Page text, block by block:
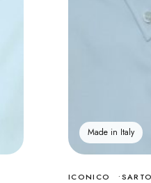
Made in Italy
ICONICO